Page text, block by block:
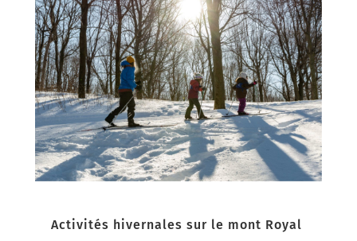
Activités hivernales sur le mont Royal